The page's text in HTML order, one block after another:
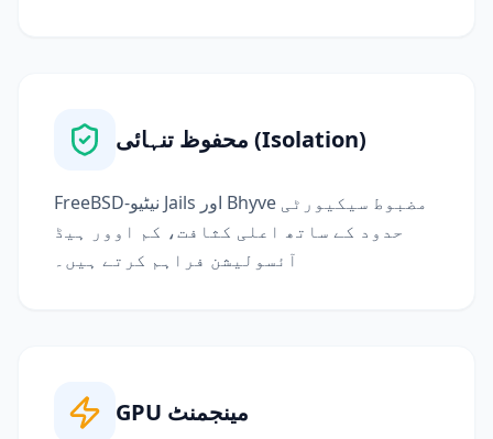
محفوظ تنہائی (Isolation)
FreeBSD-نیٹیو Jails اور Bhyve مضبوط سیکیورٹی
حدود کے ساتھ اعلی کثافت، کم اوور ہیڈ
آئسولیشن فراہم کرتے ہیں۔
GPU مینجمنٹ